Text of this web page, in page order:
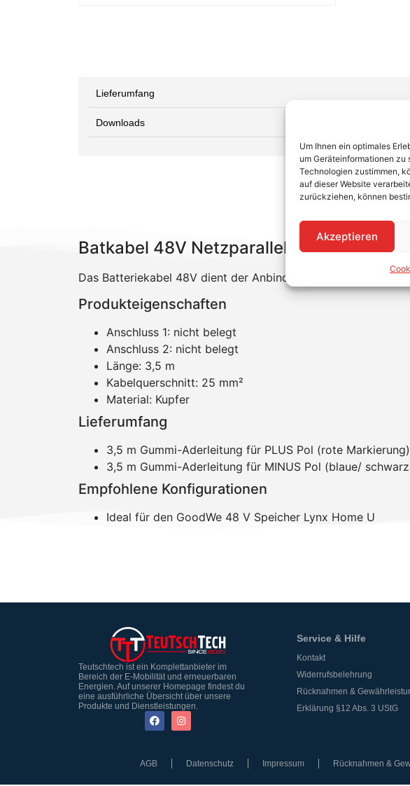
Um Ihnen ein optimales
um Geräteinformationen zu
Technologien zustimmen,
auf dieser Website
zurückziehen, können
Akzeptieren
Lieferumfang
Downloads
Batkabel 48V Netzparallel ohne Anschluss
Das Batteriekabel 48V dient der Anbindung der GoodWe
Produkteigenschaften
Anschluss 1: nicht belegt
Anschluss 2: nicht belegt
Länge: 3,5 m
Kabelquerschnitt: 25 mm²
Material: Kupfer
Lieferumfang
3,5 m Gummi-Aderleitung für PLUS Pol (rote Markierung)
3,5 m Gummi-Aderleitung für MINUS Pol (blaue/
Empfohlene Konfigurationen
Ideal für den GoodWe 48 V Speicher Lynx Home U
Teutschtech ist ein Komplettanbieter im
Bereich der E-Mobilität und erneuerbaren
Energien. Auf unserer Homepage findest du
eine ausführliche Übersicht über unsere
Produkte und Dienstleistungen.
Service & Hilfe
Kontakt
Widerrufsbelehrung
Rücknahmen &
Erklärung §12 Abs. 3 UStG
AGB Datenschutz Impressum Rücknahmen &